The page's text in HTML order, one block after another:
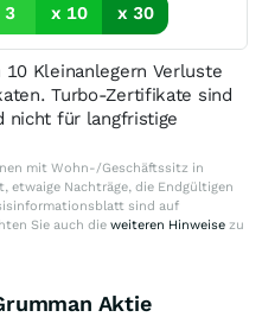
3 x 10 x 30
Kleinanlegern Verluste
Turbo-Zertifikate sind
nicht für langfristige
mit Wohn-/Geschäftssitz in
etwaige Nachträge, die Endgültigen
sind auf
Sie auch die weiteren Hinweise zu
Aktie